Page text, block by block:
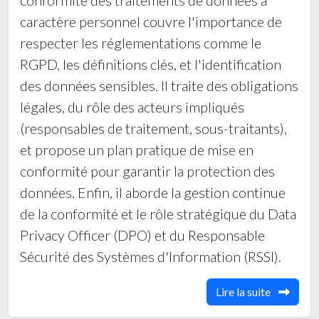
3A- 3B
Communication HSE interpersonnelles
Gestion et stockage des produits chimiques
Ergonomie et sécurité des postes de travail
Commission Paritaire Hygiène et Sécurité
- LA CONCEPTION CREATIVE (DESIGN
THINKING)
- LES FONDAMENTAUX DES METHODES
AGILES (CAS PRATIQUE SCRUM)
- LES MODALITES DE PAIEMENT A
Les tarifs sont de 12000.00 DA - HT / jour / personne
ce montant couvre les frais de la formation et le déjeuner.
pour l'hébergement et le dîner:
nous contacter au numéro: +(213) 561 790 453
Nos réductions
03 candidats dans le même thème. Réduction de 05%
10 candidats dans des thèmes différents. Réduction de 20%.
Il sera mis à la disposition des participants :
Porte-documents, bloc note et stylos, Support de cours en format
papier
et numérique.
Déroulement
Déroulement des formations au siège de l'institut Univers (Akbou -
caractère personnel couvre l'importance de
respecter les réglementations comme le
RGPD, les définitions clés, et l'identification
des données sensibles. Il traite des obligations
légales, du rôle des acteurs impliqués
(responsables de traitement, sous-traitants),
et propose un plan pratique de mise en
conformité pour garantir la protection des
données. Enfin, il aborde la gestion continue
de la conformité et le rôle stratégique du Data
Privacy Officer (DPO) et du Responsable
Sécurité des Systèmes d'Information (RSSI).
Lire la suite